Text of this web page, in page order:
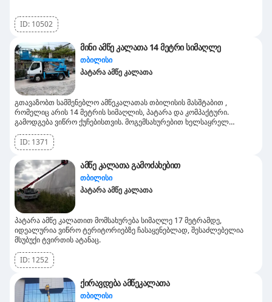
ID: 10502
მინი ამწე კალათა 14 მეტრი სიმაღლე
თბილისი
პატარა ამწე კალათა
გთავაზობთ სამშენებლო ამწეკალათას თბილისის მასშტაბით ,
რომელიც არის 14 მეტრის სიმაღლის, პატარა და კომპაქტური.
გამოდგება ვიწრო ქუჩებისთვის. მოგემსახურებით ხელსაყრელ
გამოიძახოთ ამწე კალათის მომსახურება ორშაბათიდან პარასკევის
ჩათვლით .
ID: 1371
ამწე კალათა გამოძახებით
თბილისი
პატარა ამწე კალათა
პატარა ამწე კალათით მომსახურება სიმაღლე 17 მეტრამდე,
იდეალურია ვიწრო ტერიტორიებზე ჩასაყენებლად, შესაძლებელია
მსუბუქი ტვირთის ატანაც.
ID: 1252
ქირავდება ამწეკალათა
თბილისი